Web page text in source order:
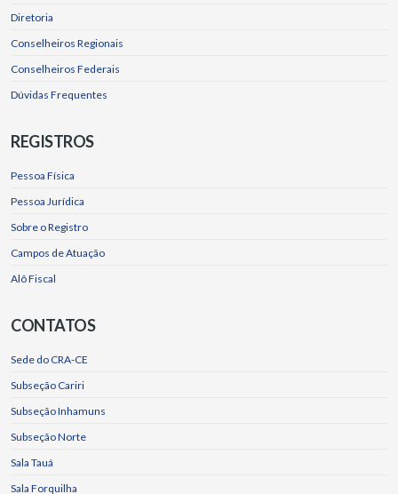
Diretoria
Conselheiros Regionais
Conselheiros Federais
Dúvidas Frequentes
REGISTROS
Pessoa Física
Pessoa Jurídica
Sobre o Registro
Campos de Atuação
Alô Fiscal
CONTATOS
Sede do CRA-CE
Subseção Cariri
Subseção Inhamuns
Subseção Norte
Sala Tauá
Sala Forquilha